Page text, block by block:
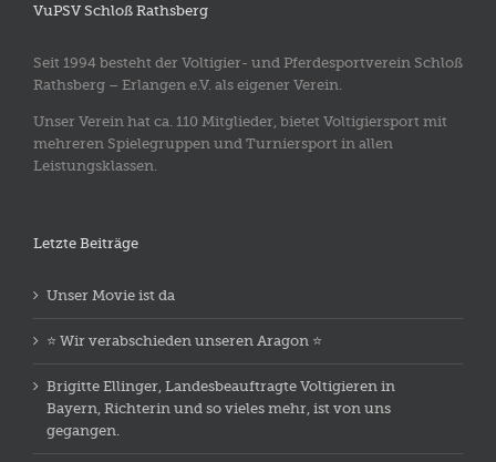
VuPSV Schloß Rathsberg
Seit 1994 besteht der Voltigier- und Pferdesportverein Schloß
Rathsberg – Erlangen e.V. als eigener Verein.
Unser Verein hat ca. 110 Mitglieder, bietet Voltigiersport mit
mehreren Spielegruppen und Turniersport in allen
Leistungsklassen.
Letzte Beiträge
Unser Movie ist da
⭐️ Wir verabschieden unseren Aragon ⭐️
Brigitte Ellinger, Landesbeauftragte Voltigieren in
Bayern, Richterin und so vieles mehr, ist von uns
gegangen.